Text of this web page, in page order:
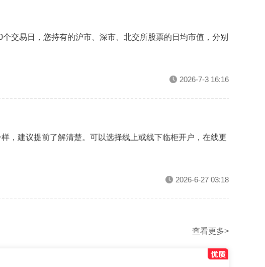
交易日，您持有的沪市、深市、北交所股票的日均市值，分别
2026-7-3 16:16
，建议提前了解清楚。可以选择线上或线下临柜开户，在线更
2026-6-27 03:18
查看更多>